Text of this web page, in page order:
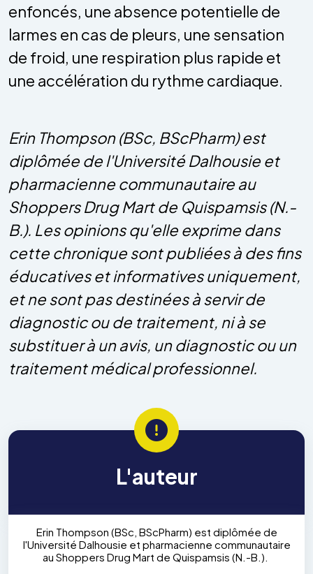
enfoncés, une absence potentielle de
larmes en cas de pleurs, une sensation
de froid, une respiration plus rapide et
une accélération du rythme cardiaque.
Erin Thompson (BSc, BScPharm) est
diplômée de l'Université Dalhousie et
pharmacienne communautaire au
Shoppers Drug Mart de Quispamsis (N.-
B.). Les opinions qu'elle exprime dans
cette chronique sont publiées à des fins
éducatives et informatives uniquement,
et ne sont pas destinées à servir de
diagnostic ou de traitement, ni à se
substituer à un avis, un diagnostic ou un
traitement médical professionnel.
L'auteur
Erin Thompson (BSc, BScPharm) est diplômée de
l'Université Dalhousie et pharmacienne communautaire
au Shoppers Drug Mart de Quispamsis (N.-B.).